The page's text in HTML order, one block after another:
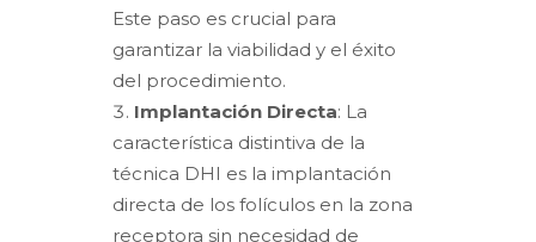
Este paso es crucial para
garantizar la viabilidad y el éxito
del procedimiento.
Implantación Directa: La
característica distintiva de la
técnica DHI es la implantación
directa de los folículos en la zona
receptora sin necesidad de